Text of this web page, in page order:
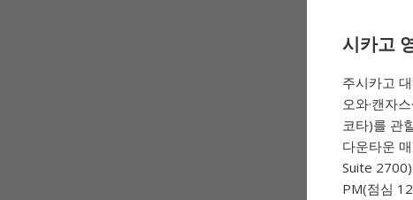
시카고
주시카고
오와·캔자
코타)를 관
다운타운
Suite
PM(점심